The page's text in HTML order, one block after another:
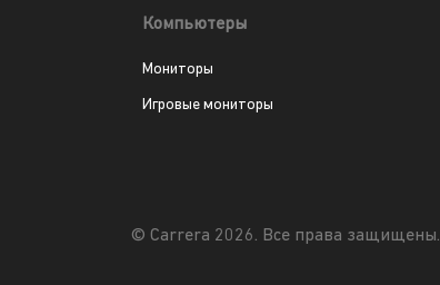
Компьютеры
Мониторы
Игровые мониторы
© Carrera 2026. Все права защищены.